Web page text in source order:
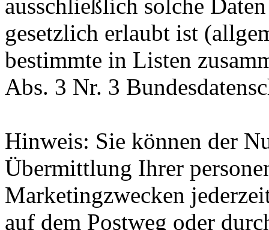
ausschließlich solche
gesetzlich erlaubt ist
bestimmte in Listen
Abs. 3 Nr. 3
Hinweis: Sie können der
Übermittlung Ihrer
Marketingzwecken
auf dem Postweg oder